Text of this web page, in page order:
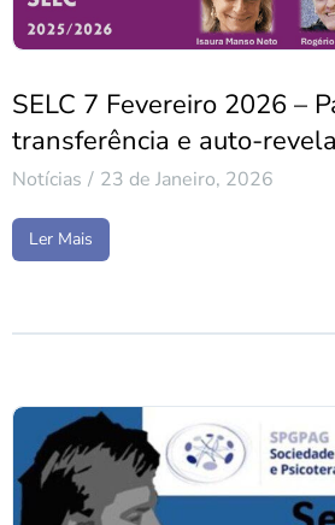
SELC 7 Fevereiro 2026 –
transferência e auto-
Notícias 23 de Janeiro, 2026
Ler Mais